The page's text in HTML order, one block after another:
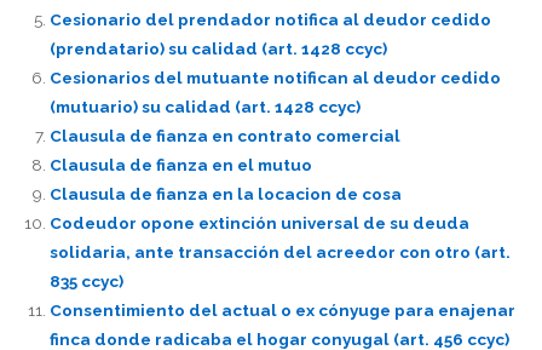
Cesionario del prendador notifica al deudor cedido
(prendatario) su calidad (art. 1428 ccyc)
Cesionarios del mutuante notifican al deudor cedido
(mutuario) su calidad (art. 1428 ccyc)
Clausula de fianza en contrato comercial
Clausula de fianza en el mutuo
Clausula de fianza en la locacion de cosa
Codeudor opone extinción universal de su deuda
solidaria, ante transacción del acreedor con otro (art.
835 ccyc)
Consentimiento del actual o ex cónyuge para enajenar
finca donde radicaba el hogar conyugal (art. 456 ccyc)